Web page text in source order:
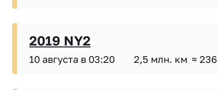
2019 NY2
10 августа в 03:20 2,5 млн. км ≈